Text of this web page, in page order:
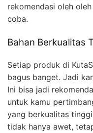
rekomendasi oleh
coba.
Bahan Berkualitas
Setiap produk di
bagus banget. Jadi
Ini bisa jadi
untuk kamu
yang berkualitas
tidak hanya awet,